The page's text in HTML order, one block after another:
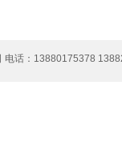
话：13880175378